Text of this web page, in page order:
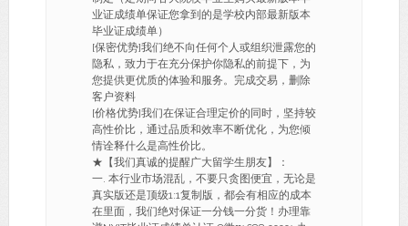
业证成绩单保证您拿到的是学校内部最新版本
毕业证成绩单）
[保密优势]我们绝不向任何个人或组织泄露您的
隐私，致力于在充分保护你隐私的前提下，为
您提供更优质的体验和服务。完成交易，删除
客户资料
[价格优势]我们在保证合理定价的同时，坚持较
高性价比，通过品质和效率不断优化，为您倾
情诠释什么是高性价比。
★【我们真诚的提醒广大留学生朋友】：
一. 本行业市场混乱，不要只贪图便宜，无论是
真实版还是顶级1:1复制版，都会有相应的成本
在里面，我们绝对保证一分钱一分货！办理靠